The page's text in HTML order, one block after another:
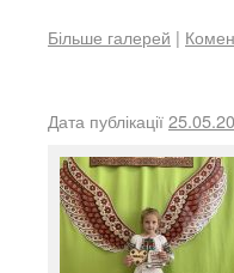
Більше галерей |
Дата публікації